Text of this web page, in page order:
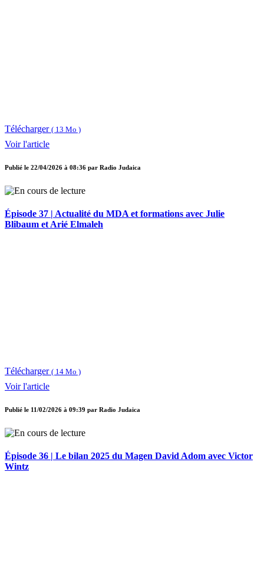
Télécharger ( 13 Mo )
Voir l'article
Publié le 22/04/2026 à 08:36 par Radio Judaica
Épisode 37 | Actualité du MDA et formations avec Julie
Blibaum et Arié Elmaleh
Télécharger ( 14 Mo )
Voir l'article
Publié le 11/02/2026 à 09:39 par Radio Judaica
Épisode 36 | Le bilan 2025 du Magen David Adom avec Victor
Wintz